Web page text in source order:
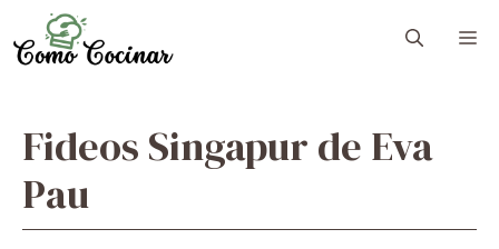
to
content
Fideos Singapur de Eva
Pau